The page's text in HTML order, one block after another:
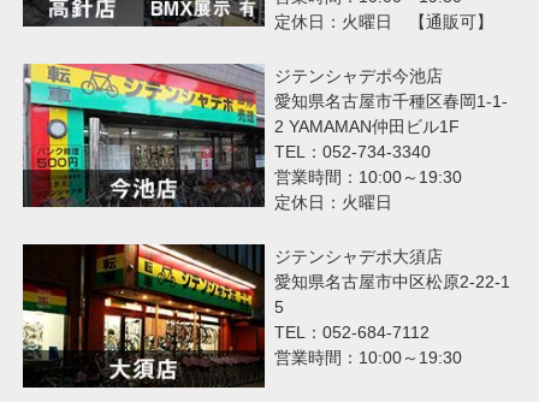
定休日：火曜日 【通販可】
ジテンシャデポ今池店
愛知県名古屋市千種区春岡1-1-
2 YAMAMAN仲田ビル1F
TEL：052-734-3340
営業時間：10:00～19:30
定休日：火曜日
ジテンシャデポ大須店
愛知県名古屋市中区松原2-22-1
5
TEL：052-684-7112
営業時間：10:00～19:30